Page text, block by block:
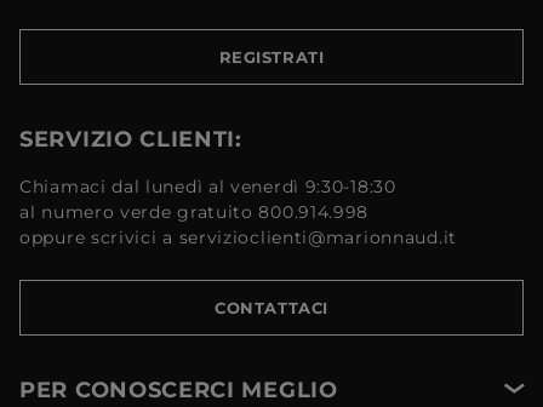
REGISTRATI
SERVIZIO CLIENTI:
Chiamaci dal lunedì al venerdì 9:30-18:30
al numero verde gratuito 800.914.998
oppure scrivici a servizioclienti@marionnaud.it
CONTATTACI
PER CONOSCERCI MEGLIO